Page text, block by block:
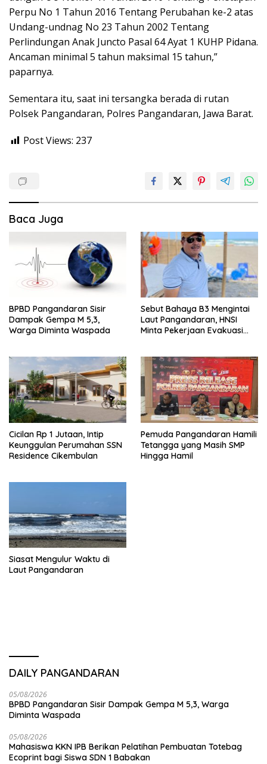
Perpu No 1 Tahun 2016 Tentang Perubahan ke-2 atas
Undang-undnag No 23 Tahun 2002 Tentang
Perlindungan Anak Juncto Pasal 64 Ayat 1 KUHP Pidana.
Ancaman minimal 5 tahun maksimal 15 tahun,”
paparnya.
Sementara itu, saat ini tersangka berada di rutan
Polsek Pangandaran, Polres Pangandaran, Jawa Barat.
Post Views: 237
Baca Juga
BPBD Pangandaran Sisir
Dampak Gempa M 5,3,
Warga Diminta Waspada
Sebut Bahaya B3 Mengintai
Laut Pangandaran, HNSI
Minta Pekerjaan Evakuasi
Cicilan Rp 1 Jutaan, Intip
Keunggulan Perumahan SSN
Residence Cikembulan
Pemuda Pangandaran Hamili
Tetangga yang Masih SMP
Hingga Hamil
Siasat Mengulur Waktu di
Laut Pangandaran
DAILY PANGANDARAN
05/08/2026
BPBD Pangandaran Sisir Dampak Gempa M 5,3, Warga
Diminta Waspada
05/08/2026
Mahasiswa KKN IPB Berikan Pelatihan Pembuatan Totebag
Ecoprint bagi Siswa SDN 1 Babakan